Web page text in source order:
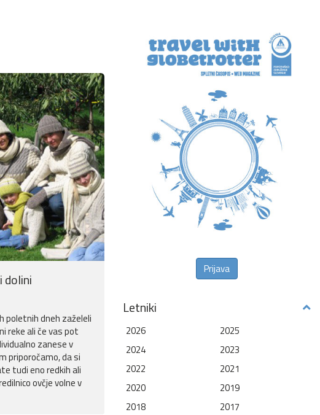
dolini
poletnih dneh zaželeli
reke ali če vas pot
zanese v
priporočamo, da si
tudi eno redkih ali
ovčje volne v
Prijava
Letniki
2026
2025
2024
2023
2022
2021
2020
2019
2018
2017